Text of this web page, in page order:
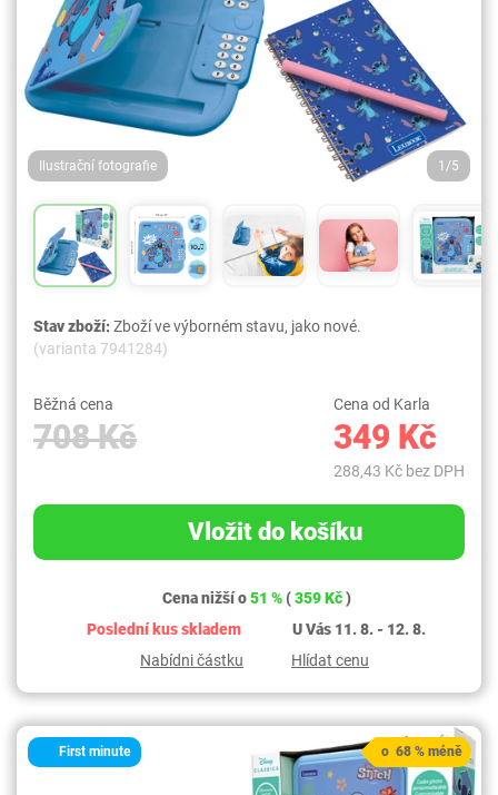
Ilustrační fotografie 1/5
Stav zboží:Zboží ve výborném stavu, jako nové.
(varianta 7941284)
Běžná cena
708 Kč
Cena od Karla
349 Kč
288,43 Kč bez DPH
Vložit do košíku
Cena nižší o51 %(359 Kč)
Poslední kus skladem
U Vás 11. 8. - 12. 8.
Nabídni částku
Hlídat cenu
First minute o 68 % méně